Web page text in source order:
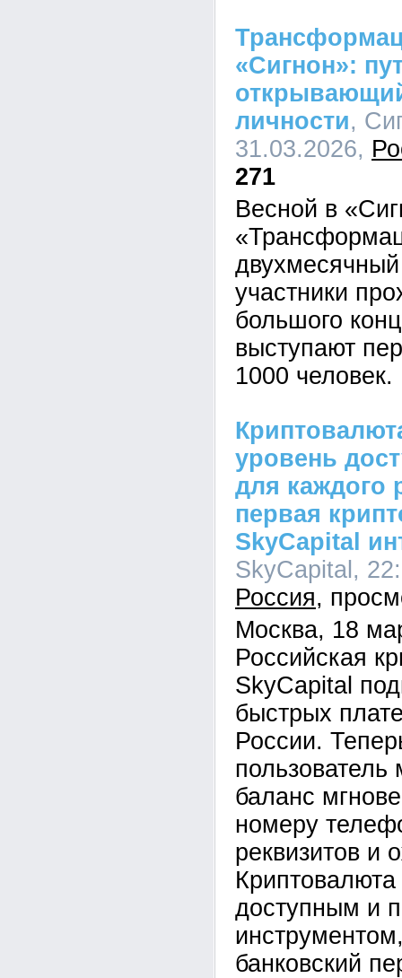
«Сигнон»:
личности,
31.03.2026,
271
Весной в
участники
большого
выступают
1000 человек.
уровень
для каждого
первая
SkyCapital
SkyCapital,
Россия
Москва, 18
Российская
SkyCapital
быстрых
России.
пользователь
баланс
номеру
реквизитов и
доступным и
банковский